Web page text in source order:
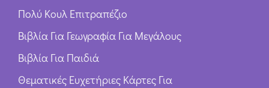
Πολύ Κουλ Επιτραπέζιο
Βιβλία Για Γεωγραφία Για Μεγάλους
Βιβλία Για Παιδιά
Θεματικές Ευχετήριες Κάρτες Για